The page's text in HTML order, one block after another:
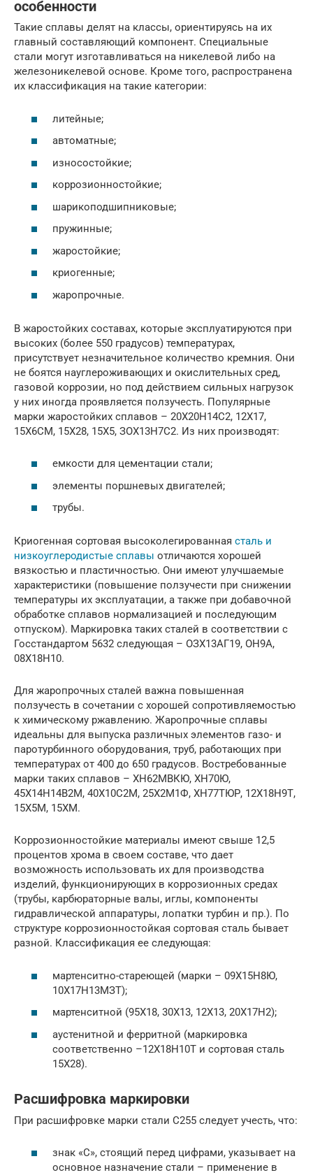
особенности
Такие сплавы делят на классы, ориентируясь на их
главный составляющий компонент. Специальные
стали могут изготавливаться на никелевой либо на
железоникелевой основе. Кроме того, распространена
их классификация на такие категории:
литейные;
автоматные;
износостойкие;
коррозионностойкие;
шарикоподшипниковые;
пружинные;
жаростойкие;
криогенные;
жаропрочные.
В жаростойких составах, которые эксплуатируются при
высоких (более 550 градусов) температурах,
присутствует незначительное количество кремния. Они
не боятся науглероживающих и окислительных сред,
газовой коррозии, но под действием сильных нагрузок
у них иногда проявляется ползучесть. Популярные
марки жаростойких сплавов – 20Х20Н14С2, 12Х17,
15Х6СМ, 15Х28, 15Х5, ЗОХ13Н7С2. Из них производят:
емкости для цементации стали;
элементы поршневых двигателей;
трубы.
Криогенная сортовая высоколегированная сталь и
низкоуглеродистые сплавы отличаются хорошей
вязкостью и пластичностью. Они имеют улучшаемые
характеристики (повышение ползучести при снижении
температуры их эксплуатации, а также при добавочной
обработке сплавов нормализацией и последующим
отпуском). Маркировка таких сталей в соответствии с
Госстандартом 5632 следующая – ОЗХ13АГ19, ОН9А,
08Х18Н10.
Для жаропрочных сталей важна повышенная
ползучесть в сочетании с хорошей сопротивляемостью
к химическому ржавлению. Жаропрочные сплавы
идеальны для выпуска различных элементов газо- и
паротурбинного оборудования, труб, работающих при
температурах от 400 до 650 градусов. Востребованные
марки таких сплавов – ХН62МВКЮ, ХН70Ю,
45Х14Н14В2М, 40Х10С2М, 25Х2М1Ф, ХН77ТЮР, 12Х18Н9Т,
15Х5М, 15ХМ.
Коррозионностойкие материалы имеют свыше 12,5
процентов хрома в своем составе, что дает
возможность использовать их для производства
изделий, функционирующих в коррозионных средах
(трубы, карбюраторные валы, иглы, компоненты
гидравлической аппаратуры, лопатки турбин и пр.). По
структуре коррозионностойкая сортовая сталь бывает
разной. Классификация ее следующая:
мартенситно-стареющей (марки – 09Х15Н8Ю,
10Х17Н13МЗТ);
мартенситной (95Х18, 30Х13, 12Х13, 20Х17Н2);
аустенитной и ферритной (маркировка
соответственно –12Х18Н10Т и сортовая сталь
15Х28).
Расшифровка маркировки
При расшифровке марки стали С255 следует учесть, что:
знак «С», стоящий перед цифрами, указывает на
основное назначение стали – применение в